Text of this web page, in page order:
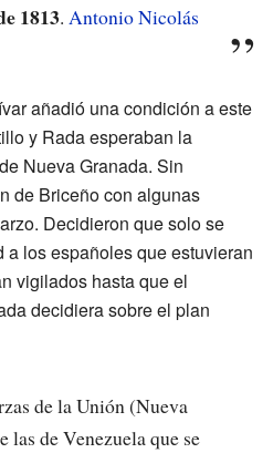
1813. Antonio Nicolás
añadió una condición a este
y Rada esperaban la
Nueva Granada. Sin
de Briceño con algunas
Decidieron que solo se
a los españoles que estuvieran
vigilados hasta que el
decidiera sobre el plan
de la Unión (Nueva
las de Venezuela que se